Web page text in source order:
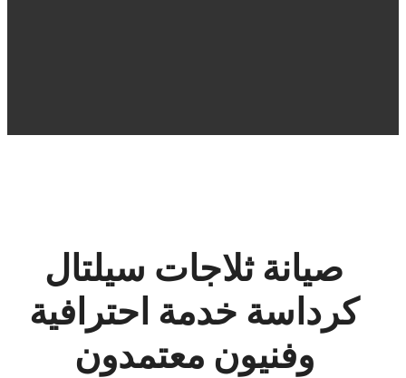
صيانة ثلاجات سيلتال
كرداسة خدمة احترافية
وفنيون معتمدون